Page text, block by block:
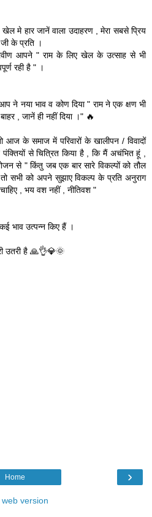
से खेल मे हार जानें वाला उदाहरण , मेरा सबसे प्रिय
के प्रति ।
आपने " राम के लिए खेल के उत्साह से भी
रही है " ।
ने नया भाव व कोण दिया " राम ने एक क्षण भी
, जानें ही नहीं दिया ।" 🔥
आज के समाज में परिवारों के खालीपन / विवादों
से चित्रित किया है , कि मैं अचंभित हूं ,
से " किंतु जब एक बार सारे विकल्पों को तौल
सभी को अपने सुझाए विकल्प के प्रति अनुराग
, भय वश नहीं , नीतिवश "
भाव उत्पन्न किए हैं ।
उतरी है 🙏👌💎🌞
›
Home
web version